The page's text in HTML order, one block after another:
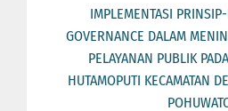
IMPLEMENTASI
GOVERNANCE DALAM
PELAYANAN PUBLIK
HUTAMOPUTI KECAMATAN